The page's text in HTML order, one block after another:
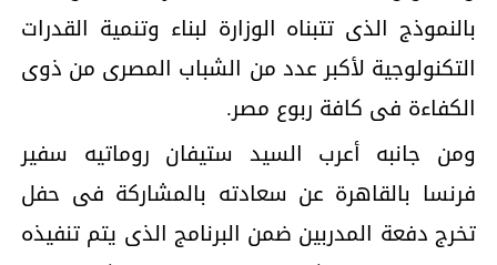
بالنموذج الذى تتبناه الوزارة لبناء وتنمية القدرات
التكنولوجية لأكبر عدد من الشباب المصرى من ذوى
الكفاءة فى كافة ربوع مصر.
ومن جانبه أعرب السيد ستيفان روماتيه سفير
فرنسا بالقاهرة عن سعادته بالمشاركة فى حفل
تخرج دفعة المدربين ضمن البرنامج الذى يتم تنفيذه